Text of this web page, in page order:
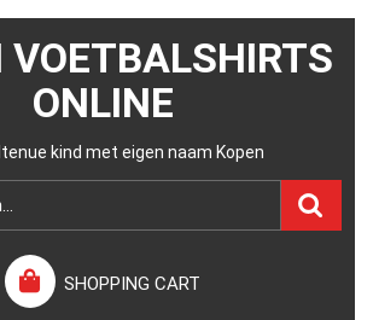
VOETBALSHIRTS
ONLINE
kind met eigen naam Kopen
SHOPPING CART